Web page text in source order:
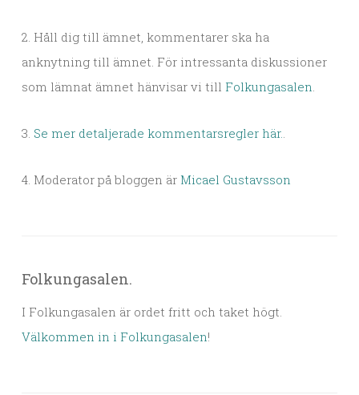
2. Håll dig till ämnet, kommentarer ska ha
anknytning till ämnet. För intressanta diskussioner
som lämnat ämnet hänvisar vi till Folkungasalen.
3. Se mer detaljerade kommentarsregler här..
4. Moderator på bloggen är Micael Gustavsson
Folkungasalen.
I Folkungasalen är ordet fritt och taket högt.
Välkommen in i Folkungasalen!